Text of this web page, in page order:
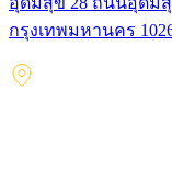
กรุงเทพมหานคร